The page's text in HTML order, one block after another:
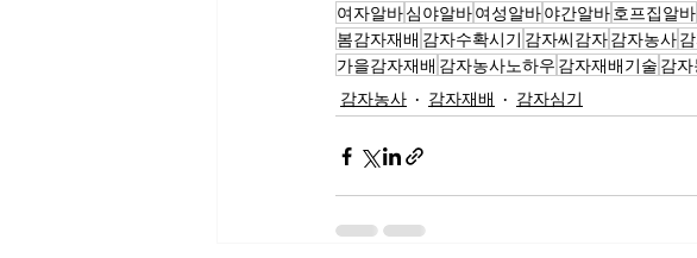
여자알바심야알바여성알바야간알바호프집알바
봄감자재배 감자수확시기 감자씨감자감자농사
가을감자재배 감자농사노하우 감자재배기술 감
감자농사
감자재배 감자심기